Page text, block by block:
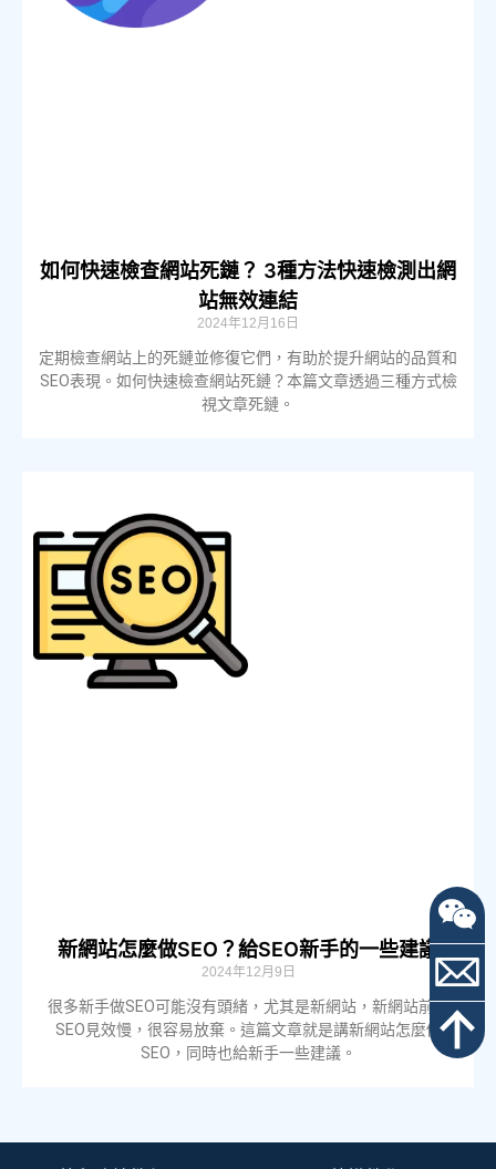
如何快速檢查網站死鏈？ 3種方法快速檢測出網
站無效連結
2024年12月16日
定期檢查網站上的死鏈並修復它們，有助於提升網站的品質和
SEO表現。如何快速檢查網站死鏈？本篇文章透過三種方式檢
視文章死鏈。
新網站怎麼做SEO？給SEO新手的一些建議
2024年12月9日
很多新手做SEO可能沒有頭緒，尤其是新網站，新網站前期
SEO見效慢，很容易放棄。這篇文章就是講新網站怎麼做
SEO，同時也給新手一些建議。